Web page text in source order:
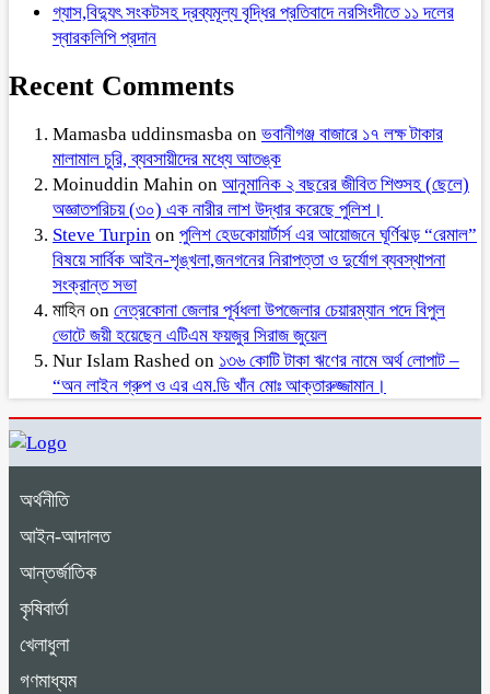
গ্যাস,বিদ্যুৎ সংকটসহ দ্রব্যমূল্য বৃদ্ধির প্রতিবাদে নরসিংদীতে ১১ দলের
স্বারকলিপি প্রদান
Recent Comments
Mamasba uddinsmasba on ভবানীগঞ্জ বাজারে ১৭ লক্ষ টাকার
মালামাল চুরি, ব্যবসায়ীদের মধ্যে আতঙ্ক
Moinuddin Mahin on আনুমানিক ২ বছরের জীবিত শিশুসহ (ছেলে)
অজ্ঞাতপরিচয় (৩০) এক নারীর লাশ উদ্ধার করেছে পুলিশ।
Steve Turpin on পুলিশ হেডকোয়ার্টার্স এর আয়োজনে ঘূর্ণিঝড় “রেমাল”
বিষয়ে সার্বিক আইন-শৃঙ্খলা,জনগনের নিরাপত্তা ও দুর্যোগ ব্যবস্থাপনা
সংক্রান্ত সভা
মাহিন on নেত্রকোনা জেলার পূর্বধলা উপজেলার চেয়ারম্যান পদে বিপুল
ভোটে জয়ী হয়েছেন এটিএম ফয়জুর সিরাজ জুয়েল
Nur Islam Rashed on ১৩৬ কোটি টাকা ঋণের নামে অর্থ লোপাট –
“অন লাইন গ্রুপ ও এর এম.ডি খাঁন মোঃ আক্তারুজ্জামান।
অর্থনীতি
আইন-আদালত
আন্তর্জাতিক
কৃষিবার্তা
খেলাধুলা
গণমাধ্যম